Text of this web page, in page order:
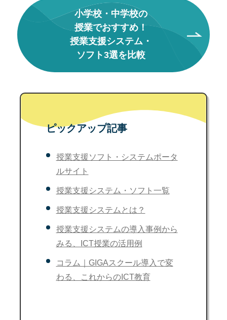
小学校・中学校の
授業でおすすめ！
授業支援システム・
ソフト3選を比較
ピックアップ記事
授業支援ソフト・システムポータ
ルサイト
授業支援システム・ソフト一覧
授業支援システムとは？
授業支援システムの導入事例から
みる、ICT授業の活用例
コラム｜GIGAスクール導入で変
わる、これからのICT教育